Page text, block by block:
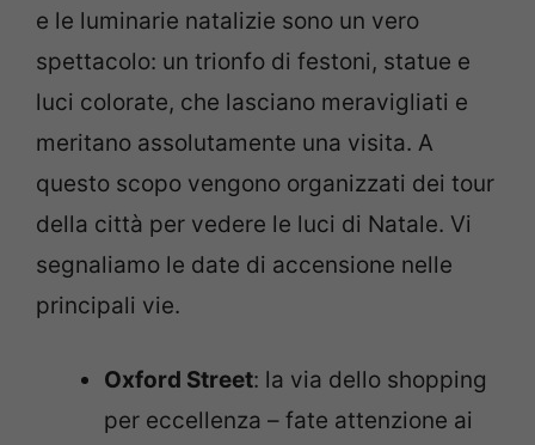
e le luminarie natalizie sono un vero
spettacolo: un trionfo di festoni, statue e
luci colorate, che lasciano meravigliati e
meritano assolutamente una visita. A
questo scopo vengono organizzati dei tour
della città per vedere le luci di Natale. Vi
segnaliamo le date di accensione nelle
principali vie.
Oxford Street: la via dello shopping
per eccellenza – fate attenzione ai